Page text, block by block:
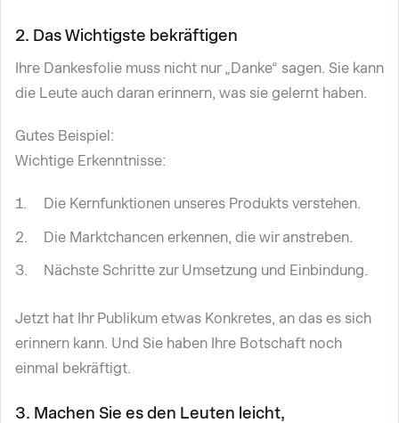
2. Das Wichtigste bekräftigen
Ihre Dankesfolie muss nicht nur „Danke“ sagen. Sie kann
die Leute auch daran erinnern, was sie gelernt haben.
Gutes Beispiel:
Wichtige Erkenntnisse:
Die Kernfunktionen unseres Produkts verstehen.
Die Marktchancen erkennen, die wir anstreben.
Nächste Schritte zur Umsetzung und Einbindung.
Jetzt hat Ihr Publikum etwas Konkretes, an das es sich
erinnern kann. Und Sie haben Ihre Botschaft noch
einmal bekräftigt.
3. Machen Sie es den Leuten leicht,